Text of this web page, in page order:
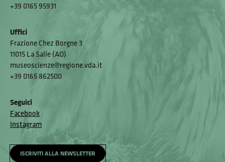
+39 0165 95931
Uffici
Frazione Chez Borgne 3
11015 La Salle (AO)
museoscienze@regione.vda.it
+39 0165 862500
Seguici
Facebook
Instagram
ISCRIVITI ALLA NEWSLETTER